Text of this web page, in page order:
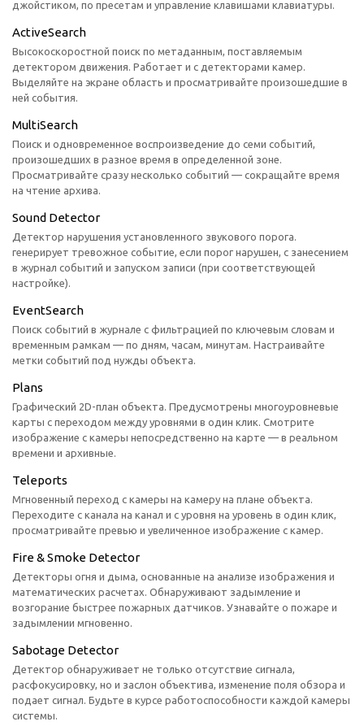
джойстиком, по пресетам и управление клавишами клавиатуры.
ActiveSearch
Высокоскоростной поиск по метаданным, поставляемым
детектором движения. Работает и с детекторами камер.
Выделяйте на экране область и просматривайте произошедшие в
ней события.
MultiSearch
Поиск и одновременное воспроизведение до семи событий,
произошедших в разное время в определенной зоне.
Просматривайте сразу несколько событий — сокращайте время
на чтение архива.
Sound Detector
Детектор нарушения установленного звукового порога.
генерирует тревожное событие, если порог нарушен, с занесением
в журнал событий и запуском записи (при соответствующей
настройке).
EventSearch
Поиск событий в журнале с фильтрацией по ключевым словам и
временным рамкам — по дням, часам, минутам. Настраивайте
метки событий под нужды объекта.
Plans
Графический 2D-план объекта. Предусмотрены многоуровневые
карты с переходом между уровнями в один клик. Смотрите
изображение с камеры непосредственно на карте — в реальном
времени и архивные.
Teleports
Мгновенный переход с камеры на камеру на плане объекта.
Переходите с канала на канал и с уровня на уровень в один клик,
просматривайте превью и увеличенное изображение с камер.
Fire & Smoke Detector
Детекторы огня и дыма, основанные на анализе изображения и
математических расчетах. Обнаруживают задымление и
возгорание быстрее пожарных датчиков. Узнавайте о пожаре и
задымлении мгновенно.
Sabotage Detector
Детектор обнаруживает не только отсутствие сигнала,
расфокусировку, но и заслон объектива, изменение поля обзора и
подает сигнал. Будьте в курсе работоспособности каждой камеры
системы.